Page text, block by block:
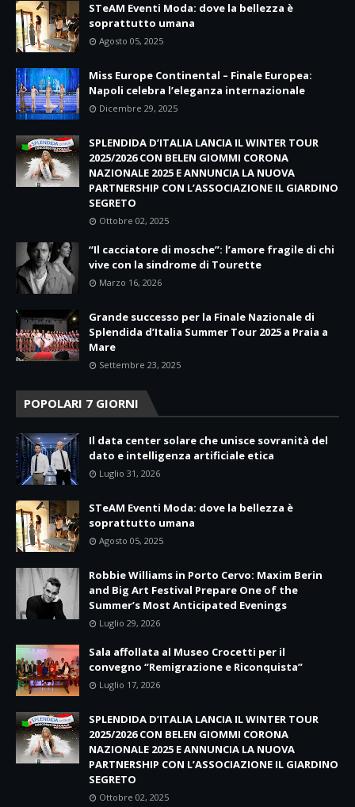
STeAM Eventi Moda: dove la bellezza è
soprattutto umana
Agosto 05, 2025
Miss Europe Continental – Finale Europea:
Napoli celebra l’eleganza internazionale
Dicembre 29, 2025
SPLENDIDA D’ITALIA LANCIA IL WINTER TOUR
2025/2026 CON BELEN GIOMMI CORONA
NAZIONALE 2025 E ANNUNCIA LA NUOVA
PARTNERSHIP CON L’ASSOCIAZIONE IL GIARDINO
SEGRETO
Ottobre 02, 2025
“Il cacciatore di mosche”: l’amore fragile di chi
vive con la sindrome di Tourette
Marzo 16, 2026
Grande successo per la Finale Nazionale di
Splendida d’Italia Summer Tour 2025 a Praia a
Mare
Settembre 23, 2025
POPOLARI 7 GIORNI
Il data center solare che unisce sovranità del
dato e intelligenza artificiale etica
Luglio 31, 2026
STeAM Eventi Moda: dove la bellezza è
soprattutto umana
Agosto 05, 2025
Robbie Williams in Porto Cervo: Maxim Berin
and Big Art Festival Prepare One of the
Summer’s Most Anticipated Evenings
Luglio 29, 2026
Sala affollata al Museo Crocetti per il
convegno “Remigrazione e Riconquista”
Luglio 17, 2026
SPLENDIDA D’ITALIA LANCIA IL WINTER TOUR
2025/2026 CON BELEN GIOMMI CORONA
NAZIONALE 2025 E ANNUNCIA LA NUOVA
PARTNERSHIP CON L’ASSOCIAZIONE IL GIARDINO
SEGRETO
Ottobre 02, 2025